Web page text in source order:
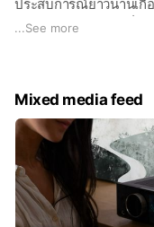
ประสบการณ์ยาวนานเกื
ในการจัดจำหน่ายเครื่อ
อาทิเช่นใน Power Mall
The Mall งามวงศ์วาน
Central Festival หาด
...See more
Mixed media feed